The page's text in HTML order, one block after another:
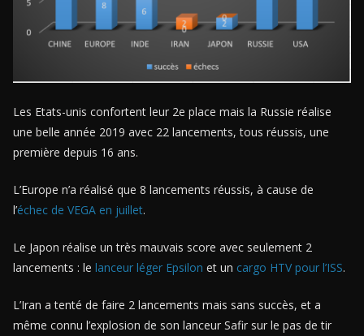
Les Etats-unis confortent leur 2e place mais la Russie réalise
une belle année 2019 avec 22 lancements, tous réussis, une
première depuis 16 ans.
L’Europe n’a réalisé que 8 lancements réussis, à cause de
l’échec de VEGA en juillet.
Le Japon réalise un très mauvais score avec seulement 2
lancements : le lanceur léger Epsilon et un cargo HTV pour l’ISS.
L’Iran a tenté de faire 2 lancements mais sans succès, et a
même connu l’explosion de son lanceur Safir sur le pas de tir